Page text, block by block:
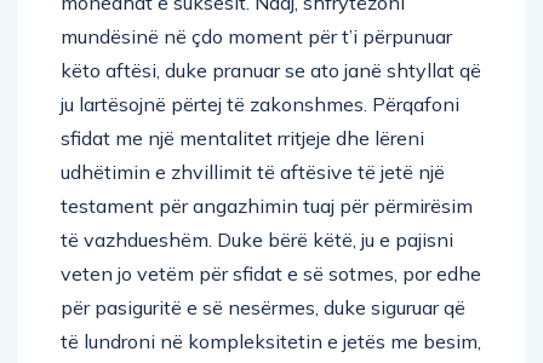
mundësinë në çdo moment për t’i përpunuar
këto aftësi, duke pranuar se ato janë shtyllat që
ju lartësojnë përtej të zakonshmes. Përqafoni
sfidat me një mentalitet rritjeje dhe lëreni
udhëtimin e zhvillimit të aftësive të jetë një
testament për angazhimin tuaj për përmirësim
të vazhdueshëm. Duke bërë këtë, ju e pajisni
veten jo vetëm për sfidat e së sotmes, por edhe
për pasiguritë e së nesërmes, duke siguruar që
të lundroni në kompleksitetin e jetës me besim,
kompetencë dhe një frymë rritjeje të